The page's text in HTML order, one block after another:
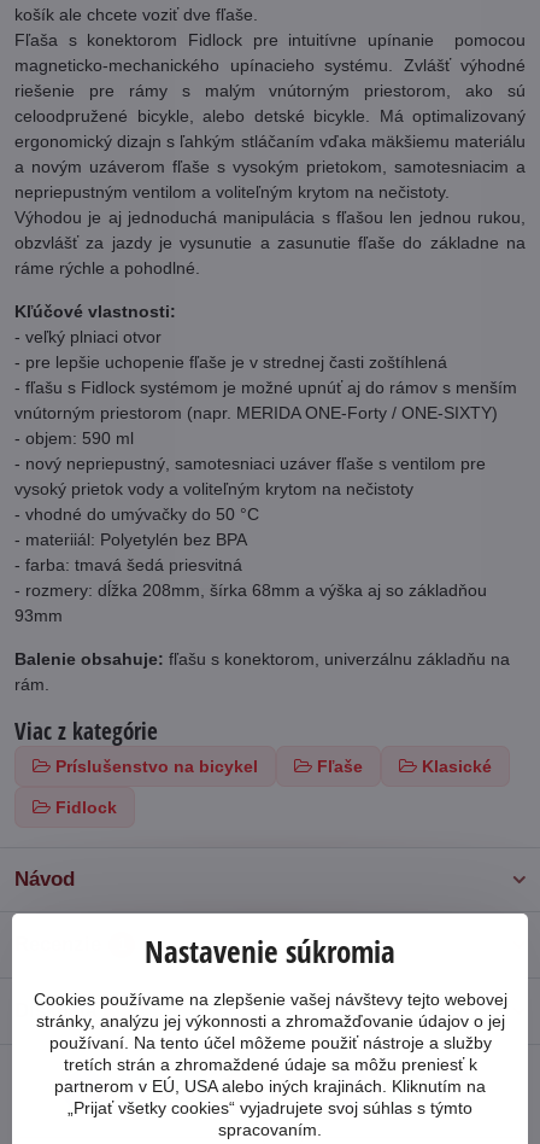
košík ale chcete voziť dve fľaše.
Fľaša s konektorom Fidlock pre intuitívne upínanie pomocou
magneticko-mechanického upínacieho systému. Zvlášť výhodné
riešenie pre rámy s malým vnútorným priestorom, ako sú
celoodpružené bicykle, alebo detské bicykle. Má optimalizovaný
ergonomický dizajn s ľahkým stláčaním vďaka mäkšiemu materiálu
a novým uzáverom fľaše s vysokým prietokom, samotesniacim a
nepriepustným ventilom a voliteľným krytom na nečistoty.
Výhodou je aj jednoduchá manipulácia s fľašou len jednou rukou,
obzvlášť za jazdy je vysunutie a zasunutie fľaše do základne na
ráme rýchle a pohodlné.
Kľúčové vlastnosti:
- veľký plniaci otvor
- pre lepšie uchopenie fľaše je v strednej časti zoštíhlená
- fľašu s Fidlock systémom je možné upnúť aj do rámov s menším
vnútorným priestorom (napr. MERIDA ONE-Forty / ONE-SIXTY)
- objem: 590 ml
- nový nepriepustný, samotesniaci uzáver fľaše s ventilom pre
vysoký prietok vody a voliteľným krytom na nečistoty
- vhodné do umývačky do 50 °C
- materiiál: Polyetylén bez BPA
- farba: tmavá šedá priesvitná
- rozmery: dĺžka 208mm, šírka 68mm a výška aj so základňou
93mm
Balenie obsahuje: fľašu s konektorom, univerzálnu základňu na
rám.
Viac z kategórie
Príslušenstvo na bicykel Fľaše Klasické
Fidlock
Návod
Diskusia 0
FacebookTwitterBlueskyPinterestRedditLinkedInWhatsApp
E-
mail
Nastavenie súkromia
Cookies používame na zlepšenie vašej návštevy tejto webovej
stránky, analýzu jej výkonnosti a zhromažďovanie údajov o jej
používaní. Na tento účel môžeme použiť nástroje a služby
tretích strán a zhromaždené údaje sa môžu preniesť k
partnerom v EÚ, USA alebo iných krajinách. Kliknutím na
„Prijať všetky cookies“ vyjadrujete svoj súhlas s týmto
spracovaním.